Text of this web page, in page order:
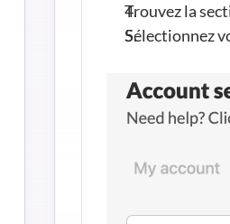
Trouvez la
Sélectionnez